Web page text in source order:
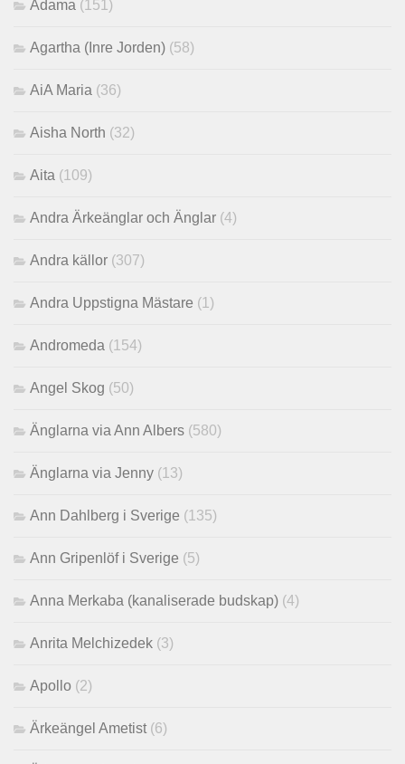
Adama (151)
Agartha (Inre Jorden) (58)
AiA Maria (36)
Aisha North (32)
Aita (109)
Andra Ärkeänglar och Änglar (4)
Andra källor (307)
Andra Uppstigna Mästare (1)
Andromeda (154)
Angel Skog (50)
Änglarna via Ann Albers (580)
Änglarna via Jenny (13)
Ann Dahlberg i Sverige (135)
Ann Gripenlöf i Sverige (5)
Anna Merkaba (kanaliserade budskap) (4)
Anrita Melchizedek (3)
Apollo (2)
Ärkeängel Ametist (6)